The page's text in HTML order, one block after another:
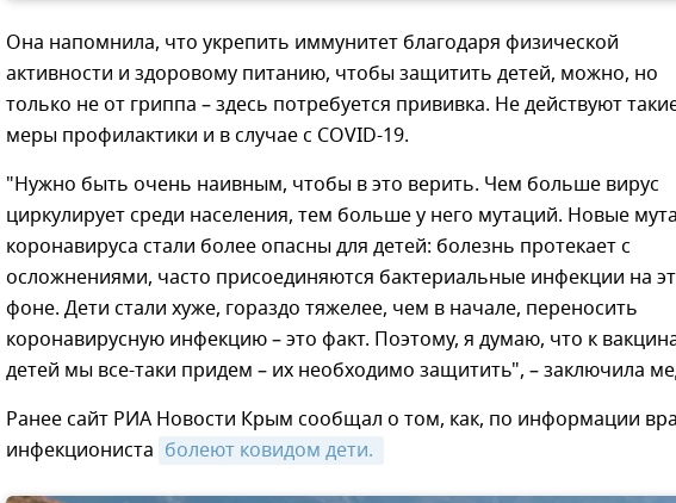
Она напомнила, что укрепить иммунитет благодаря физической
активности и здоровому питанию, чтобы защитить детей, можно, но
только не от гриппа – здесь потребуется прививка. Не действуют
меры профилактики и в случае с COVID-19.
"Нужно быть очень наивным, чтобы в это верить. Чем больше вирус
циркулирует среди населения, тем больше у него мутаций. Новые
коронавируса стали более опасны для детей: болезнь протекает с
осложнениями, часто присоединяются бактериальные инфекции на
фоне. Дети стали хуже, гораздо тяжелее, чем в начале, переносить
коронавирусную инфекцию – это факт. Поэтому, я думаю, что к
детей мы все-таки придем – их необходимо защитить", – заключила
Ранее сайт РИА Новости Крым сообщал о том, как, по информации
инфекциониста болеют ковидом дети.